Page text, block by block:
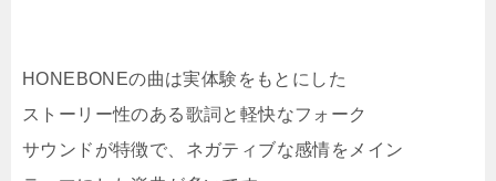
HONEBONEの曲は実体験をもとにした
ストーリー性のある歌詞と軽快なフォーク
サウンドが特徴で、ネガティブな感情をメイン